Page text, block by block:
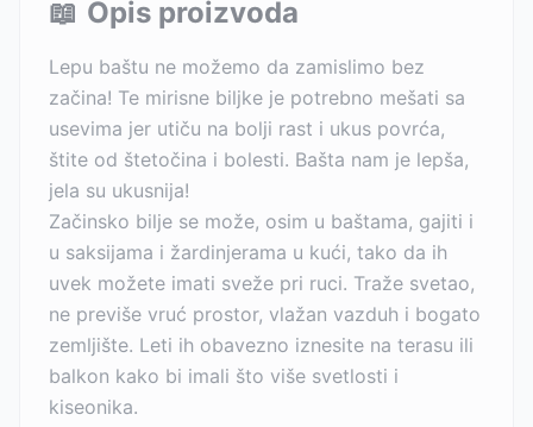
📖 Opis proizvoda
Lepu baštu ne možemo da zamislimo bez
začina! Te mirisne biljke je potrebno mešati sa
usevima jer utiču na bolji rast i ukus povrća,
štite od štetočina i bolesti. Bašta nam je lepša,
jela su ukusnija!
Začinsko bilje se može, osim u baštama, gajiti i
u saksijama i žardinjerama u kući, tako da ih
uvek možete imati sveže pri ruci. Traže svetao,
ne previše vruć prostor, vlažan vazduh i bogato
zemljište. Leti ih obavezno iznesite na terasu ili
balkon kako bi imali što više svetlosti i
kiseonika.